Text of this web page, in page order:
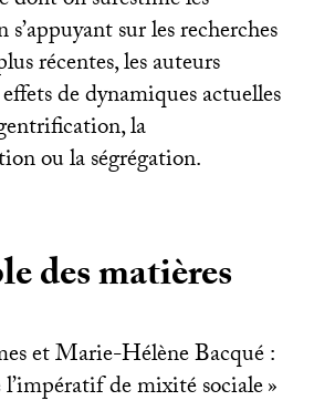
s’appuyant sur les recherches
récentes, les auteurs
de dynamiques actuelles
la
ou la ségrégation.
des matières
et Marie-Hélène Bacqué :
de mixité sociale»